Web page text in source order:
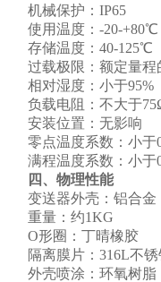
机械保护：IP65
使用温度：-20-+80℃
存储温度：40-125℃
过载极限：额定量程
相对湿度：小于95%
负载电阻：不大于
安装位置：无影响
零点温度系数：小于
满程温度系数：小于
四、物理性能
变送器外壳：铝合金
重量：约1KG
O形圈：丁晴橡胶
隔离膜片：316L不
外壳喷涂：环氧树脂